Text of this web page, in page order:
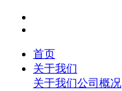
首页
关于我们
关于我们公司概况